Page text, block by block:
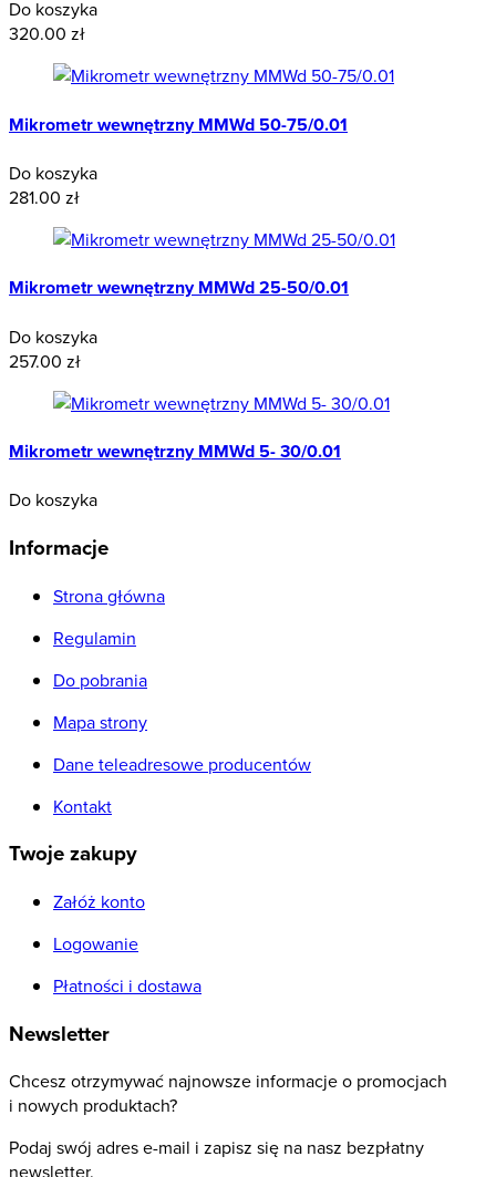
Do koszyka
320.00 zł
Mikrometr wewnętrzny MMWd 50-75/0.01
Do koszyka
281.00 zł
Mikrometr wewnętrzny MMWd 25-50/0.01
Do koszyka
257.00 zł
Mikrometr wewnętrzny MMWd 5- 30/0.01
Do koszyka
Informacje
Strona główna
Regulamin
Do pobrania
Mapa strony
Dane teleadresowe producentów
Kontakt
Twoje zakupy
Załóż konto
Logowanie
Płatności i dostawa
Newsletter
Chcesz otrzymywać najnowsze informacje o promocjach
i nowych produktach?
Podaj swój adres e-mail i zapisz się na nasz bezpłatny
newsletter.